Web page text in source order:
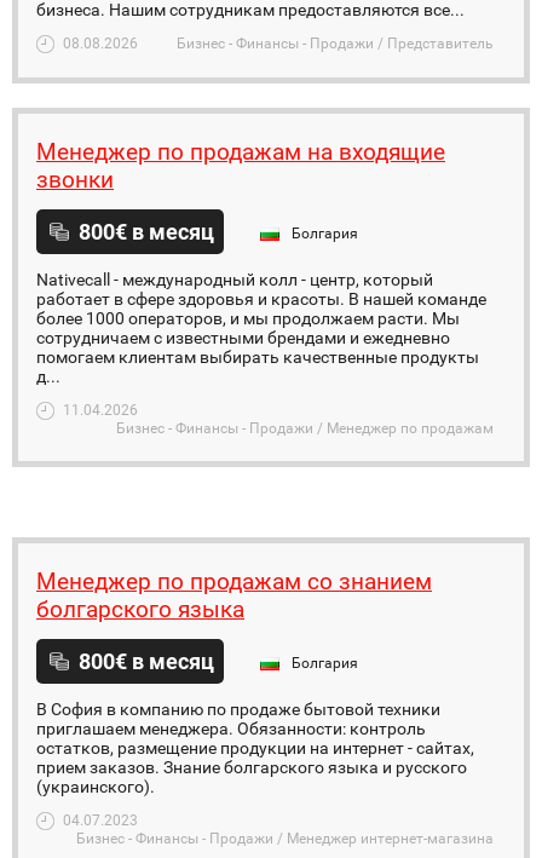
бизнеса. Нашим сотрудникам предоставляются все...
08.08.2026 Бизнес - Финансы - Продажи / Представитель
Менеджер по продажам на входящие
звонки
800€ в месяц Болгария
Nativecall - международный колл - центр, который
работает в сфере здоровья и красоты. В нашей команде
более 1000 операторов, и мы продолжаем расти. Мы
сотрудничаем с известными брендами и ежедневно
помогаем клиентам выбирать качественные продукты
д...
11.04.2026
Бизнес - Финансы - Продажи / Менеджер по продажам
Менеджер по продажам со знанием
болгарского языка
800€ в месяц Болгария
В София в компанию по продаже бытовой техники
приглашаем менеджера. Обязанности: контроль
остатков, размещение продукции на интернет - сайтах,
прием заказов. Знание болгарского языка и русского
(украинского).
04.07.2023
Бизнес - Финансы - Продажи / Менеджер интернет-магазина